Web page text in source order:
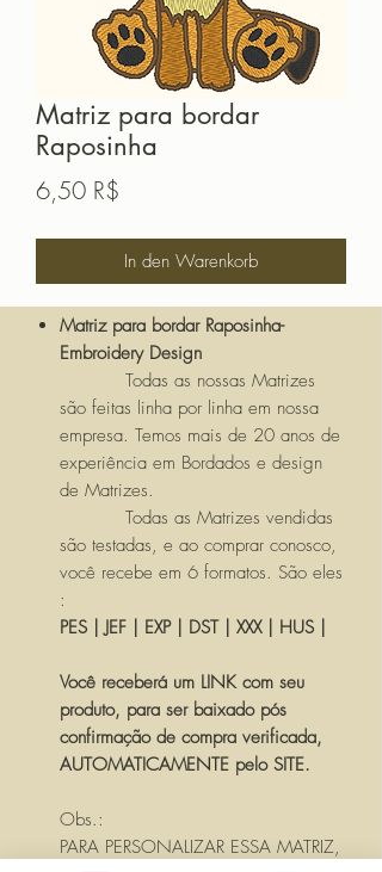
Matriz para bordar
Raposinha
6,50 R$
In den Warenkorb
Matriz para bordar Raposinha-
Embroidery Design
Todas as nossas Matrizes
são feitas linha por linha em nossa
empresa. Temos mais de 20 anos de
experiência em Bordados e design
de Matrizes.
Todas as Matrizes vendidas
são testadas, e ao comprar conosco,
você recebe em 6 formatos. São eles
:
PES | JEF | EXP | DST | XXX | HUS |
Você receberá um LINK com seu
produto, para ser baixado pós
confirmação de compra verificada,
AUTOMATICAMENTE pelo SITE.
Obs.:
PARA PERSONALIZAR ESSA MATRIZ,